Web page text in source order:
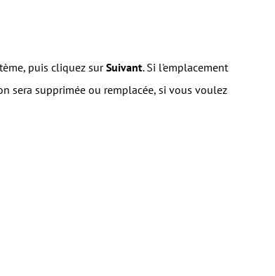
puis cliquez surSuivant. Si l'emplacement
sera supprimée ou remplacée, si vous voulez